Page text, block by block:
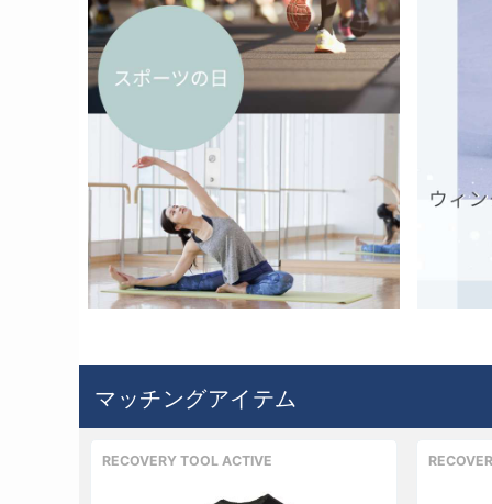
y
V
d
e
マッチングアイテム
RECOVERY TOOL ACTIVE